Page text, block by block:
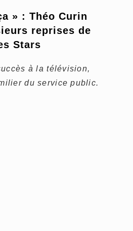
» : Théo Curin
reprises de
Stars
à la télévision,
du service public.